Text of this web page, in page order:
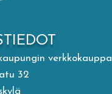
verkkokauppa
32